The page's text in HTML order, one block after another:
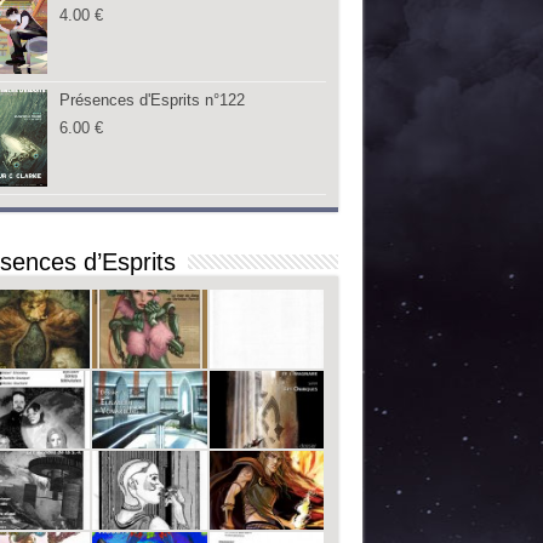
4.00 €
Présences d'Esprits n°122
6.00 €
d’Esprits